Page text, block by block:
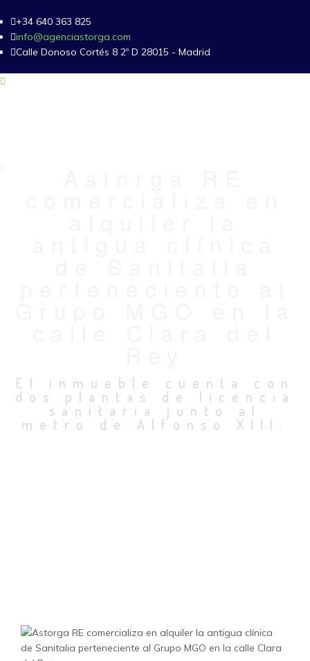
+34 640 363 825
info@agenciastorga.com
Calle Donoso Cortés 8 2º D 28015 - Madrid
El inmueble cuenta con
dos plantas de licencia
sanitaria junto al
metro de Alfonso XIII.